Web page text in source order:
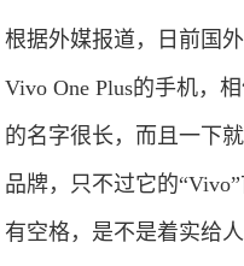
根据外媒报道，日前国
Vivo One Plus的手机，
的名字很长，而且一下
品牌，只不过它的
有空格，是不是着实给